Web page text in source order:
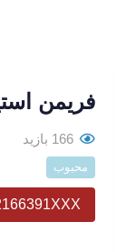
فریمن
166 بازید
محبوب